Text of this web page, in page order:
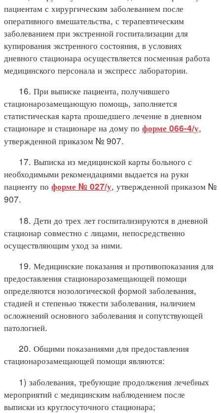
пациентам с хирургическим заболеванием после
оперативного вмешательства, с терапевтическим
заболеванием при экстренной госпитализации для
купирования экстренного состояния, в условиях
дневного стационара осуществляется посменная работа
медицинского персонала и экспресс лаборатории.
16. При выписке пациента, получившего
стационарозамещающую помощь, заполняется
статистическая карта прошедшего лечение в дневном
стационаре и стационаре на дому по форме 066-4/у,
утвержденной приказом № 907.
17. Выписка из медицинской карты больного с
необходимыми рекомендациями выдается на руки
пациенту по форме № 027/у, утвержденной приказом №
907.
18. Дети до трех лет госпитализируются в дневной
стационар совместно с лицами, непосредственно
осуществляющим уход за ними.
19. Медицинские показания и противопоказания для
предоставления стационарозамещающей помощи
определяются нозологической формой заболевания,
стадией и степенью тяжести заболевания, наличием
осложнений основного заболевания и сопутствующей
патологией.
20. Общими показаниями для предоставления
стационарозамещающей помощи являются:
1) заболевания, требующие продолжения лечебных
мероприятий с медицинским наблюдением после
выписки из круглосуточного стационара;